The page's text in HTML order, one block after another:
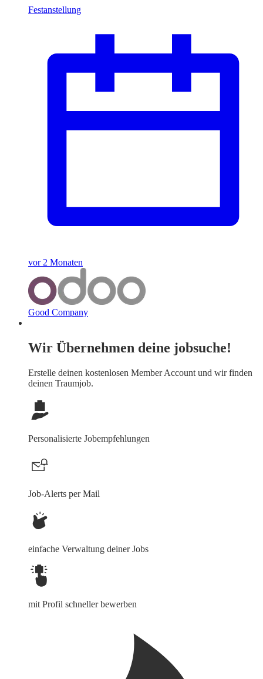
Festanstellung
vor 2 Monaten
Good Company
Wir Übernehmen deine jobsuche!
Erstelle deinen kostenlosen Member Account und wir finden
deinen Traumjob.
Personalisierte Jobempfehlungen
Job-Alerts per Mail
einfache Verwaltung deiner Jobs
mit Profil schneller bewerben